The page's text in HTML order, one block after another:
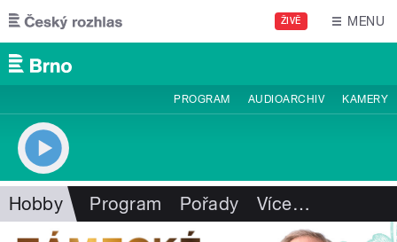
Přejít k hlavnímu obsahu
ŽIVĚ MENU
PROGRAM AUDIOARCHIV KAMERY
Hobby Program Pořady Více…